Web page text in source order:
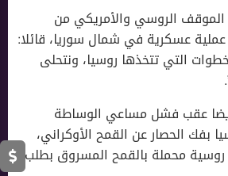
الموقف الروسي واﻷمريكي من
عسكرية في شمال سوريا، قائلا:
التي تتخذها روسيا، ونتحلى
عقب فشل مساعي الوساطة
بفك الحصار عن القمح اﻷوكراني،
محملة بالقمح المسروق بطلب